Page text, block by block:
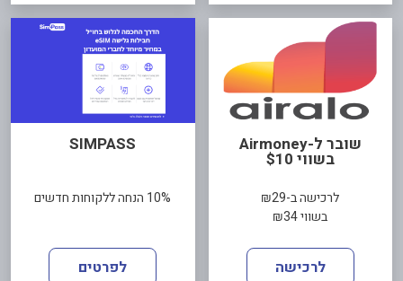
שובר ל-Airmoney
בשווי $10
לרכישה ב-₪29
בשווי ₪34
לרכישה
SIMPASS
10% הנחה ללקוחות חדשים
לפרטים